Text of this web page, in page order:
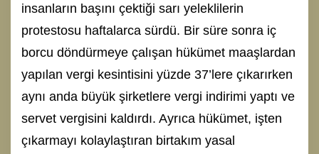
insanların başını çektiği sarı yeleklilerin
protestosu haftalarca sürdü. Bir süre sonra iç
borcu döndürmeye çalışan hükümet maaşlardan
yapılan vergi kesintisini yüzde 37’lere çıkarırken
aynı anda büyük şirketlere vergi indirimi yaptı ve
servet vergisini kaldırdı. Ayrıca hükümet, işten
çıkarmayı kolaylaştıran birtakım yasal